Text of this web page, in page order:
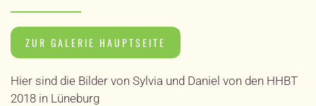
ZUR GALERIE HAUPTSEITE
Hier sind die Bilder von Sylvia und Daniel von den HHBT
2018 in Lüneburg